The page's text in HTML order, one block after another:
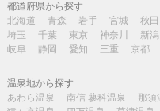
都道府県から探す
北海道
青森 岩手 宮城 秋田
埼玉
千葉 東京 神奈川 新潟
岐阜
静岡 愛知 三重 京都
温泉地から探す
あわら温泉
南信 蓼科温泉 那須